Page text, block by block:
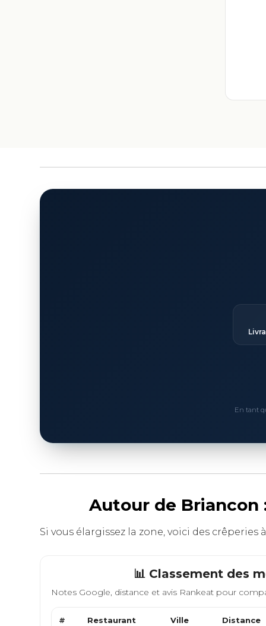
En tant
Autour de Briancon
Si vous élargissez la zone, voici des crêperies
📊 Classement des
Notes Google, distance et avis Rankeat pour
# Restaurant Ville Distance